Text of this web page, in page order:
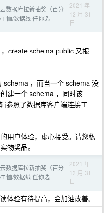
数据库拉新抽奖（百分
恤/数据线 任你选
2021 年
12 月 31
日
create schema public 又报
schema ，而当一个 schema 没
建一个 schema ，同时该
参照了数据库客户端连接工
用户体验，虚心接受。请您私
物奖品。
数据库拉新抽奖（百分
恤/数据线 任你选
2021 年
12 月 31
日
体验有待提高，会加油改善。